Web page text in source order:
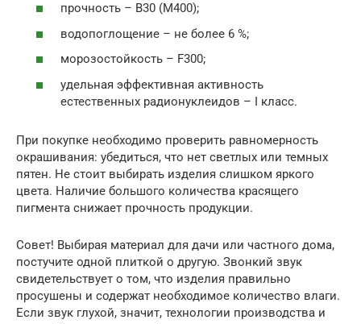
прочность – В30 (М400);
водопоглощение – не более 6 %;
морозостойкость – F300;
удельная эффективная активность
естественных радионуклеидов – I класс.
При покупке необходимо проверить равномерность
окрашивания: убедиться, что нет светлых или темных
пятен. Не стоит выбирать изделия слишком яркого
цвета. Наличие большого количества красящего
пигмента снижает прочность продукции.
Совет! Выбирая материал для дачи или частного дома,
постучите одной плиткой о другую. Звонкий звук
свидетельствует о том, что изделия правильно
просушены и содержат необходимое количество влаги.
Если звук глухой, значит, технологии производства и